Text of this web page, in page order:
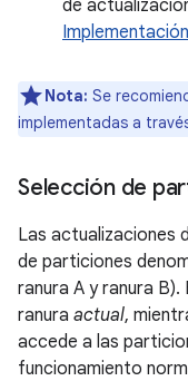
de
Nota: Se
implementadas a
Selección de
Las actualizaciones
de particiones
ranura A y ranura
ranura actual,
accede a las
funcionamiento